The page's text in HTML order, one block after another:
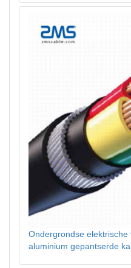
Ondergrondse elektrische
aluminium gepantserde